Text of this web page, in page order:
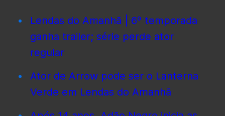
Lendas do Amanhã | 6º temporada
ganha trailer; série perde ator
regular
Ator de Arrow pode ser o Lanterna
Verde em Lendas do Amanhã